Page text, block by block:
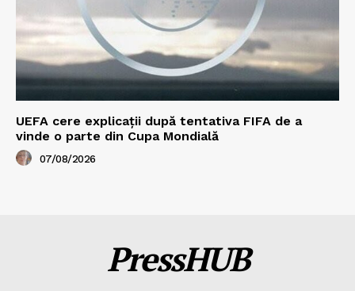
UEFA cere explicații după tentativa FIFA de a
vinde o parte din Cupa Mondială
07/08/2026
PressHUB